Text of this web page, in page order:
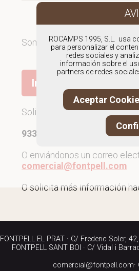
Somosespecialistas en
Ir al outlet de zapatos
Solicita más información
933 790 040
O enviándonos un correo
comercial@fontpell.com
O solicita más información
FONTPELL EL PRAT · C/ Frederic Soler,
FONTPELL SANT BOI · C/ Vidal i
comercial@fontpell.com
ROCAMPS 1995, S.L. usa
para personalizar el
redes sociales y
información sobre el
partners de redes
Aceptar